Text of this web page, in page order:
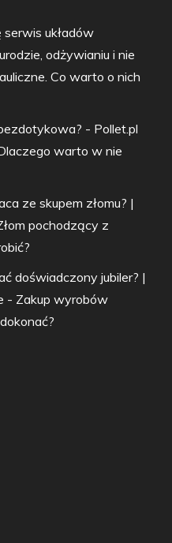
układów
odżywianiu i nie
Co warto o nich
- Pollet.pl
warto w nie
ze skupem złomu? |
pochodzący z
doświadczony jubiler? |
- Zakup wyrobów